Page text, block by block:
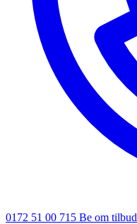
0172 51 00 715 Be om tilbud